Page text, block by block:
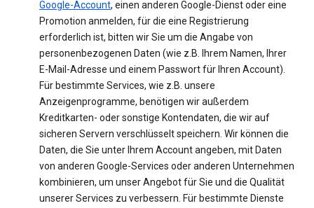
Google-Account, einen anderen Google-Dienst oder eine
Promotion anmelden, für die eine Registrierung
erforderlich ist, bitten wir Sie um die Angabe von
personenbezogenen Daten (wie z.B. Ihrem Namen, Ihrer
E-Mail-Adresse und einem Passwort für Ihren Account).
Für bestimmte Services, wie z.B. unsere
Anzeigenprogramme, benötigen wir außerdem
Kreditkarten- oder sonstige Kontendaten, die wir auf
sicheren Servern verschlüsselt speichern. Wir können die
Daten, die Sie unter Ihrem Account angeben, mit Daten
von anderen Google-Services oder anderen Unternehmen
kombinieren, um unser Angebot für Sie und die Qualität
unserer Services zu verbessern. Für bestimmte Dienste